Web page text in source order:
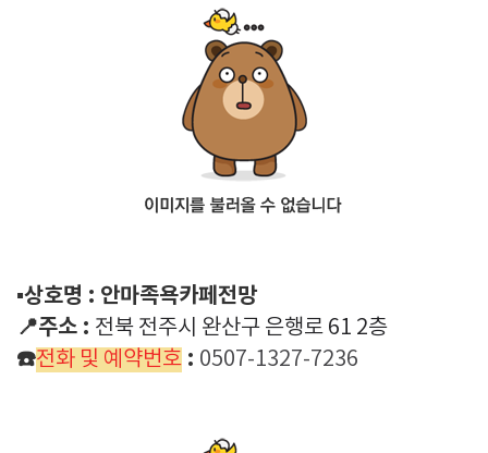
▪️상호명 : 안마족욕카페전망
📍주소 : 전북 전주시 완산구 은행로 61 2층
☎️전화 및 예약번호 : 0507-1327-7236